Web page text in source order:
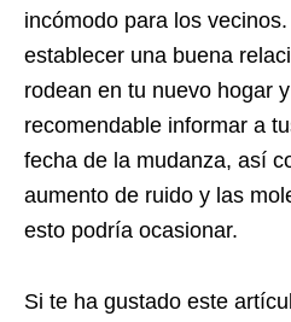
incómodo para los
establecer una buena
rodean en tu nuevo hogar
recomendable informar a
fecha de la mudanza, así
aumento de ruido y las
esto podría ocasionar.
Si te ha gustado este